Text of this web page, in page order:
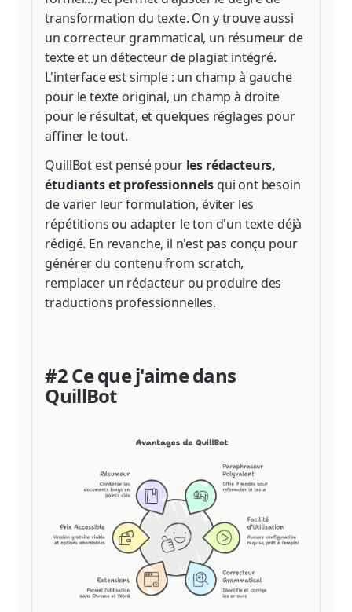
transformation du texte. On y trouve aussi
un correcteur grammatical, un résumeur de
texte et un détecteur de plagiat intégré.
L'interface est simple : un champ à gauche
pour le texte original, un champ à droite
pour le résultat, et quelques réglages pour
affiner le tout.
QuillBot est pensé pour les rédacteurs,
étudiants et professionnels qui ont besoin
de varier leur formulation, éviter les
répétitions ou adapter le ton d'un texte déjà
rédigé. En revanche, il n'est pas conçu pour
générer du contenu from scratch,
remplacer un rédacteur ou produire des
traductions professionnelles.
#2 Ce que j'aime dans
QuillBot